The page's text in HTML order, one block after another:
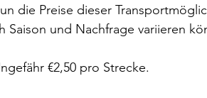
die Preise dieser
Saison und Nachfrage variieren
€2,50 pro Strecke.